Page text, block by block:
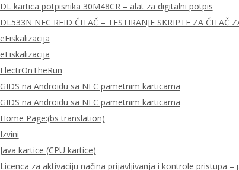
DL kartica potpisnika 30M48CR – alat za digitalni potpis
DL533N NFC RFID ČITAČ – TESTIRANJE SKRIPTE ZA ČITAČ
eFiskalizacija
eFiskalizacija
ElectrOnTheRun
GIDS na Androidu sa NFC pametnim karticama
GIDS na Androidu sa NFC pametnim karticama
Home Page:(bs translation)
Izvini
Java kartice (CPU kartice)
Licenca za aktivaciju načina prijavljivanja i kontrole pristupa